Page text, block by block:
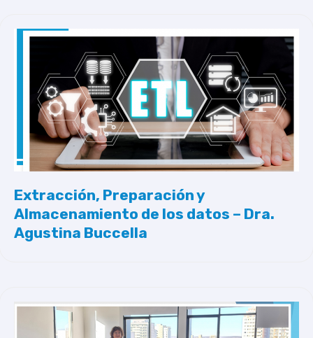
Extracción, Preparación y
Almacenamiento de los datos – Dra.
Agustina Buccella